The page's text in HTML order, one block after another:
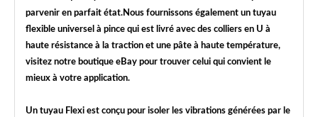
parvenir en parfait état.Nous fournissons également un tuyau
flexible universel à pince qui est livré avec des colliers en U à
haute résistance à la traction et une pâte à haute température,
visitez notre boutique eBay pour trouver celui qui convient le
mieux à votre application.
Un tuyau Flexi est conçu pour isoler les vibrations générées par le